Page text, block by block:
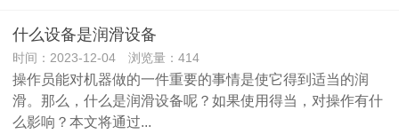
什么设备是润滑设备
时间：2023-12-04 浏览量：414
操作员能对机器做的一件重要的事情是使它得到适当的润
滑。那么，什么是润滑设备呢？如果使用得当，对操作有什
么影响？本文将通过...